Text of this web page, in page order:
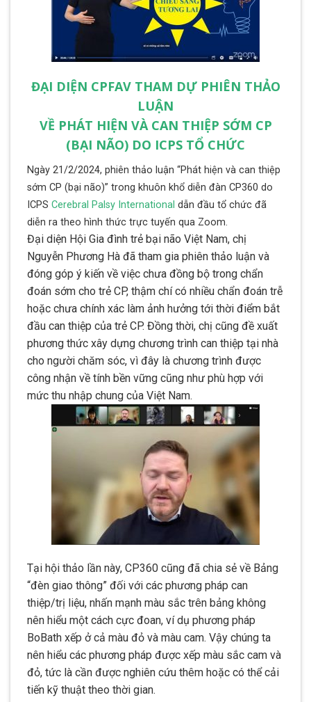
ĐẠI DIỆN CPFAV THAM DỰ PHIÊN THẢO
LUẬN
VỀ PHÁT HIỆN VÀ CAN THIỆP SỚM CP
(BẠI NÃO) DO ICPS TỔ CHỨC
Ngày 21/2/2024, phiên thảo luận “Phát hiện và can thiệp
sớm CP (bại não)” trong khuôn khổ diễn đàn CP360 do
ICPS Cerebral Palsy International dẫn đầu tổ chức đã
diễn ra theo hình thức trực tuyến qua Zoom.
Đại diện Hội Gia đình trẻ bại não Việt Nam, chị
Nguyễn Phương Hà đã tham gia phiên thảo luận và
đóng góp ý kiến về việc chưa đồng bộ trong chẩn
đoán sớm cho trẻ CP, thậm chí có nhiều chẩn đoán trễ
hoặc chưa chính xác làm ảnh hưởng tới thời điểm bắt
đầu can thiệp của trẻ CP. Đồng thời, chị cũng đề xuất
phương thức xây dựng chương trình can thiệp tại nhà
cho người chăm sóc, vì đây là chương trình được
công nhận về tính bền vững cũng như phù hợp với
mức thu nhập chung của Việt Nam.
Tại hội thảo lần này, CP360 cũng đã chia sẻ về Bảng
“đèn giao thông” đối với các phương pháp can
thiệp/trị liệu, nhấn mạnh màu sắc trên bảng không
nên hiểu một cách cực đoan, ví dụ phương pháp
BoBath xếp ở cả màu đỏ và màu cam. Vậy chúng ta
nên hiểu các phương pháp được xếp màu sắc cam và
đỏ, tức là cần được nghiên cứu thêm hoặc có thể cải
tiến kỹ thuật theo thời gian.